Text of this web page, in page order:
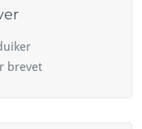
brevet